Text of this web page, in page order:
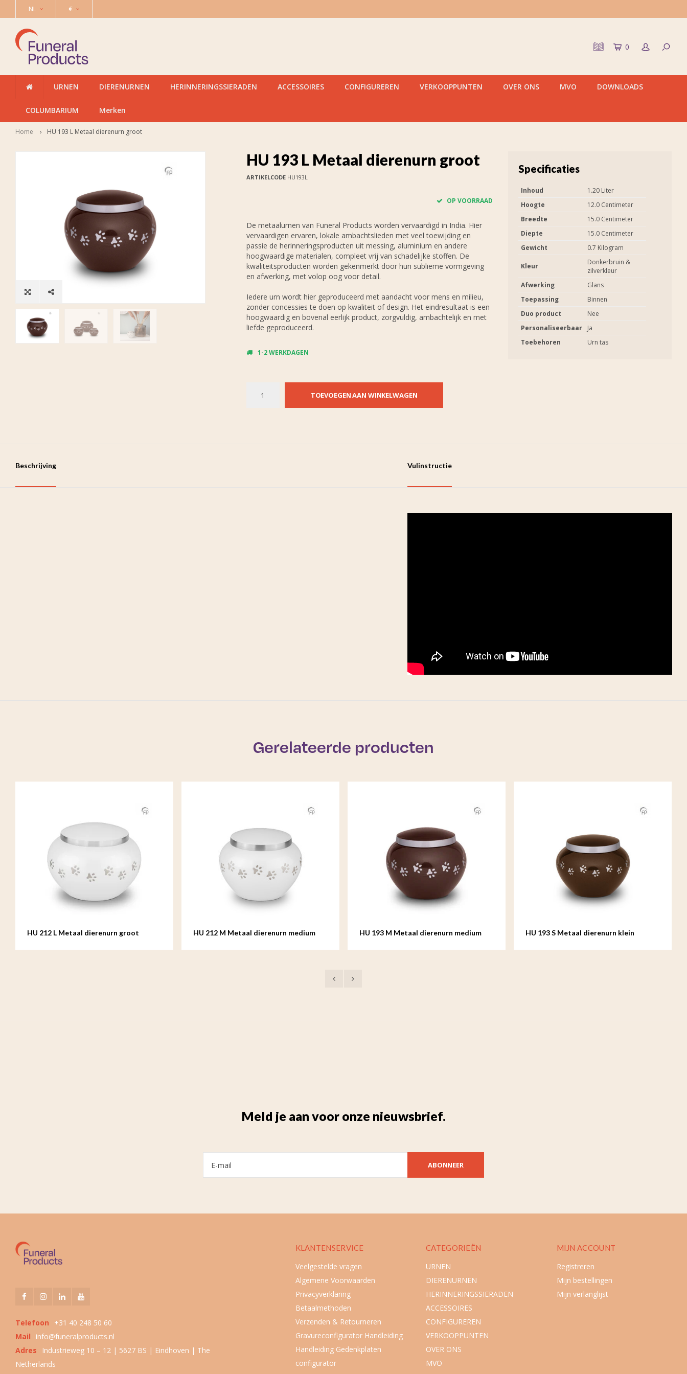
NL €
0
URNEN DIERENURNEN HERINNERINGSSIERADEN ACCESSOIRES CONFIGUREREN VERKOOPPUNTEN OVER ONS MVO DOWNLOADS
COLUMBARIUM Merken
Home HU 193 L Metaal dierenurn groot
HU 193 L Metaal dierenurn groot
ARTIKELCODEHU193L
OP VOORRAAD
De metaalurnen van Funeral Products worden vervaardigd in India. Hier
vervaardigen ervaren, lokale ambachtslieden met veel toewijding en
passie de herinneringsproducten uit messing, aluminium en andere
hoogwaardige materialen, compleet vrij van schadelijke stoffen. De
kwaliteitsproducten worden gekenmerkt door hun sublieme vormgeving
en afwerking, met volop oog voor detail.
Iedere urn wordt hier geproduceerd met aandacht voor mens en milieu,
zonder concessies te doen op kwaliteit of design. Het eindresultaat is een
hoogwaardig en bovenal eerlijk product, zorgvuldig, ambachtelijk en met
liefde geproduceerd.
1-2 WERKDAGEN
TOEVOEGEN AAN WINKELWAGEN
Specificaties
Inhoud
1.20 Liter
Hoogte
12.0 Centimeter
Breedte
15.0 Centimeter
Diepte
15.0 Centimeter
Gewicht
0.7 Kilogram
Kleur
Donkerbruin &
zilverkleur
Afwerking
Glans
Toepassing
Binnen
Duo product
Nee
Personaliseerbaar
Ja
Toebehoren
Urn tas
Beschrijving Vulinstructie
Gerelateerde producten
HU 212 L Metaal dierenurn groot HU 212 M Metaal dierenurn medium HU 193 M Metaal dierenurn medium HU 193 S Metaal dierenurn klein
Meld je aan voor onze nieuwsbrief.
ABONNEER
Telefoon
+31 40 248 50 60
Mail
info@funeralproducts.nl
Adres
Industrieweg 10 – 12 | 5627 BS | Eindhoven | The
Netherlands
KLANTENSERVICE
Veelgestelde vragen
Algemene Voorwaarden
Privacyverklaring
Betaalmethoden
Verzenden & Retourneren
Gravureconfigurator Handleiding
Handleiding Gedenkplaten
configurator
CATEGORIEËN
URNEN
DIERENURNEN
HERINNERINGSSIERADEN
ACCESSOIRES
CONFIGUREREN
VERKOOPPUNTEN
OVER ONS
MVO
MIJN ACCOUNT
Registreren
Mijn bestellingen
Mijn verlanglijst